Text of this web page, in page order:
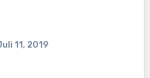
11, 2019